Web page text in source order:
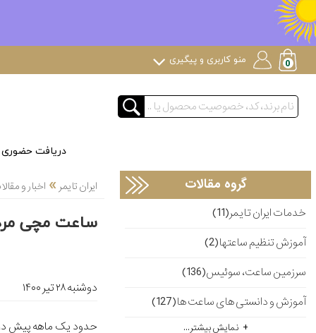
منو کاربری و پیگیری
دریافت حضوری
ایران تایمر » اخبار و
ساعت مچی
دوشنبه ۲۸ تير ۱۴۰۰
گروه مقالات
خدمات ایران تایمر(11)
آموزش تنظیم ساعتها(2)
سرزمین ساعت، سوئیس(136)
آموزش و دانستی های ساعت ها(127)
نمایش بیشتر...